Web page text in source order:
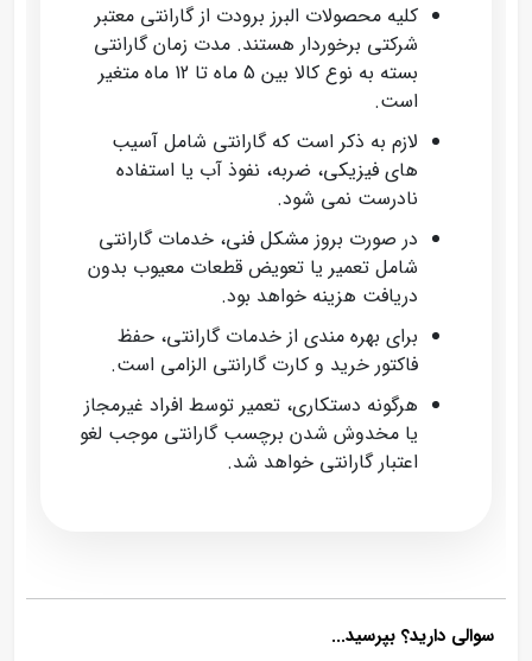
کلیه محصولات البرز برودت از گارانتی معتبر
شرکتی برخوردار هستند. مدت زمان گارانتی
بسته به نوع کالا بین 5 ماه تا 12 ماه متغیر
است.
لازم به ذکر است که گارانتی شامل آسیب‌
های فیزیکی، ضربه، نفوذ آب یا استفاده
نادرست نمی‌ شود.
در صورت بروز مشکل فنی، خدمات گارانتی
شامل تعمیر یا تعویض قطعات معیوب بدون
دریافت هزینه خواهد بود.
برای بهره‌ مندی از خدمات گارانتی، حفظ
فاکتور خرید و کارت گارانتی الزامی است.
هرگونه دستکاری، تعمیر توسط افراد غیرمجاز
یا مخدوش شدن برچسب گارانتی موجب لغو
اعتبار گارانتی خواهد شد.
سوالی دارید؟ بپرسید...